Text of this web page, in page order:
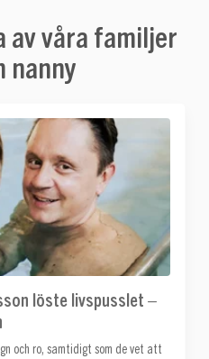
av våra familjer
nanny
löste livspusslet –
och ro, samtidigt som de vet att